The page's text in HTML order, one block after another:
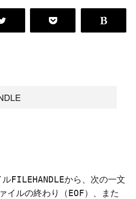
ルFILEHANDLEから、次の一文
イルの終わり（EOF）、また